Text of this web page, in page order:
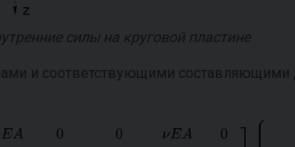
силы на круговой пластине
и соответствующими